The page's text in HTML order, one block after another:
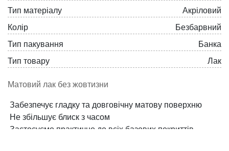
Тип матеріалу
Акріловий
Колiр
Безбарвний
Тип пакування
Банка
Тип товару
Лак
Матовий лак без жовтизни
Забезпечує гладку та довговічну матову поверхню
Не збільшує блиск з часом
Застосуємо практично до всіх базових покриттів